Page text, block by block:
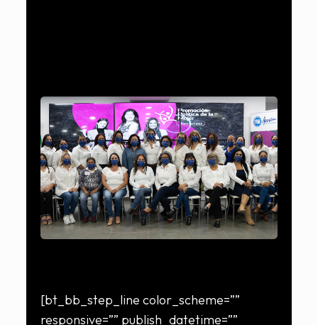
[bt_bb_step_line color_scheme=””
responsive=”” publish_datetime=””